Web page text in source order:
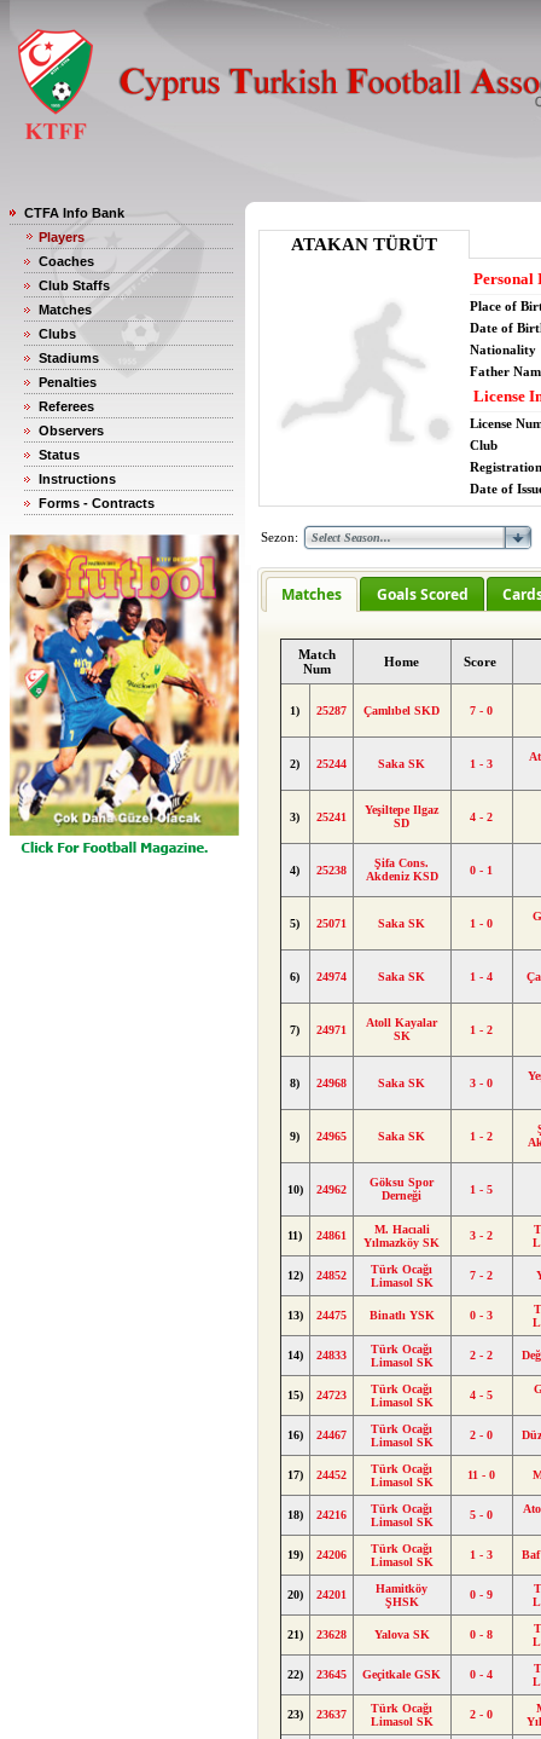
CTFA Info Bank
Players
Coaches
Club Staffs
Matches
Clubs
Stadiums
Penalties
Referees
Observers
Status
Instructions
Forms - Contracts
ATAKAN TÜRÜT
Personal
Place of
Date of
Nationality
Father
License
License
Club
Date of
Sezon:
Matches Goals Scored
Match
Num
Home Score
1) 25287 Çamlıbel SKD 7 - 0
2) 25244 Saka SK 1 - 3
3) 25241
Yeşiltepe Ilgaz
SD
4 - 2
4) 25238
Şifa Cons.
Akdeniz KSD
0 - 1
5) 25071 Saka SK 1 - 0
6) 24974 Saka SK 1 - 4
7) 24971
Atoll Kayalar
SK
1 - 2
8) 24968 Saka SK 3 - 0
9) 24965 Saka SK 1 - 2
10) 24962
Göksu Spor
Derneği
1 - 5
11) 24861
M. Hacıali
Yılmazköy SK
3 - 2
12) 24852
Türk Ocağı
Limasol SK
7 - 2
13) 24475 Binatlı YSK 0 - 3
14) 24833
Türk Ocağı
Limasol SK
2 - 2
15) 24723
Türk Ocağı
Limasol SK
4 - 5
16) 24467
Türk Ocağı
Limasol SK
2 - 0
17) 24452
Türk Ocağı
Limasol SK
11 - 0
18) 24216
Türk Ocağı
Limasol SK
5 - 0
19) 24206
Türk Ocağı
Limasol SK
1 - 3
20) 24201
Hamitköy
ŞHSK
0 - 9
21) 23628 Yalova SK 0 - 8
22) 23645 Geçitkale GSK 0 - 4
23) 23637
Türk Ocağı
Limasol SK
2 - 0